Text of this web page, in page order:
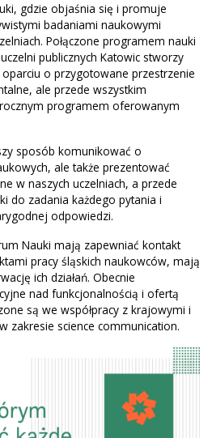
gdzie objaśnia się i promuje
badaniami naukowymi
Połączone programem nauki
publicznych Katowic stworzy
o przygotowane przestrzenie
ale przede wszystkim
programem oferowanym
sposób komunikować o
ale także prezentować
w naszych uczelniach, a przede
do zadania każdego pytania i
odpowiedzi.
Nauki mają zapewniać kontakt
pracy śląskich naukowców, mają
ich działań. Obecnie
nad funkcjonalnością i ofertą
są we współpracy z krajowymi i
zakresie science communication.